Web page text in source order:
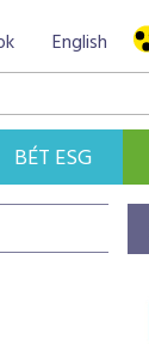
English
BÉT ESG